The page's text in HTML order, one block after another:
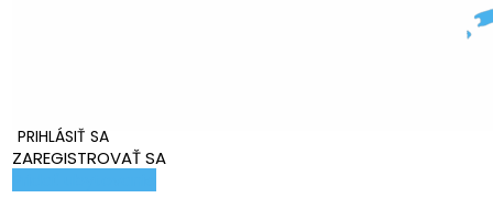
PRIHLÁSIŤ SA
ZAREGISTROVAŤ SA